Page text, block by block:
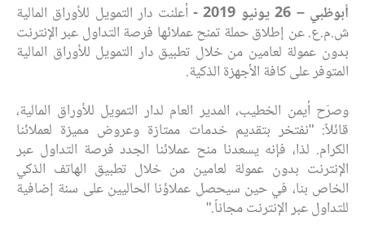
أبوظبي – 26 يونيو 2019 -
أعلنت دار التمويل للأوراق المالية
ش.م.ع. عن إطلاق حملة تمنح عملائها فرصة التداول عبر الإنترنت
بدون عمولة لعامين من خلال تطبيق دار التمويل للأوراق المالية
المتوفر على كافة الأجهزة الذكية.
وصرّح أيمن الخطيب، المدير العام لدار التمويل للأوراق المالية،
قائلاً: "نفتخر بتقديم خدمات ممتازة وعروض مميزة لعملائنا
الكرام. لذا، فإنه يسعدنا منح عملائنا الجدد فرصة التداول عبر
الإنترنت بدون عمولة لعامين من خلال تطبيق الهاتف الذكي
الخاص بنا، في حين سيحصل عملاؤنا الحاليين على سنة إضافية
للتداول عبر الإنترنت مجاناً."